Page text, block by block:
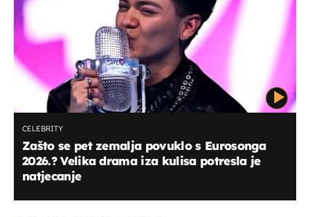
CELEBRITY
Zašto se pet zemalja povuklo s Eurosonga
2026.? Velika drama iza kulisa potresla je
natjecanje